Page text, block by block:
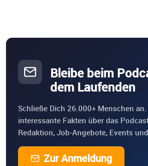
Bleibe beim
dem Laufenden
Schließe Dich 26.000+ Menschen
interessante Fakten über das
Redaktion, Job-Angebote, Events
Zur Anmeldung